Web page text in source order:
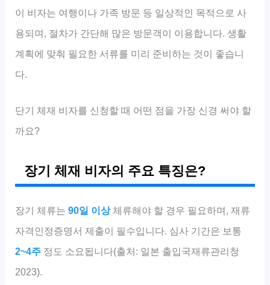
이 비자는 여행이나 가족 방문 등 일상적인 목적으로 사
용되며, 절차가 간단해 많은 방문객이 이용합니다. 생활
계획에 맞춰 필요한 서류를 미리 준비하는 것이 좋습니
다.
단기 체재 비자를 신청할 때 어떤 점을 가장 신경 써야 할
까요?
장기 체재 비자의 주요 특징은?
장기 체류는90일 이상체류해야 할 경우 필요하며, 재류
자격인정증명서 제출이 필수입니다. 심사 기간은 보통
2~4주 정도 소요됩니다(출처: 일본 출입국재류관리청
2023).